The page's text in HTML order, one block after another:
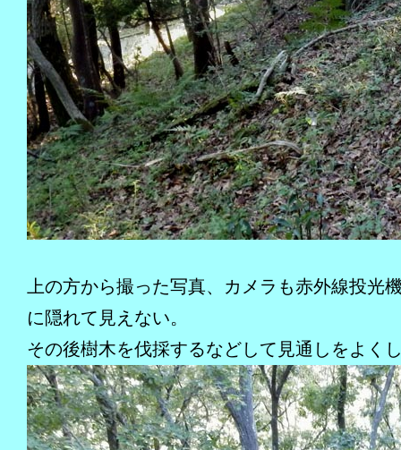
上の方から撮った写真、カメラも赤外線投光
に隠れて見えない。
その後樹木を伐採するなどして見通しをよく